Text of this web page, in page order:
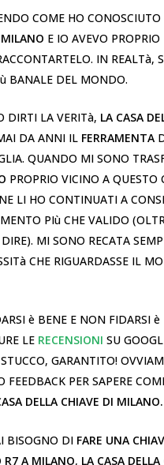
COME HO CONOSCIUTO
E IO AVEVO PROPRIO
IN REALTà,
BANALE DEL MONDO.
DIRTI LA VERITà, LA CASA
DA ANNI IL FERRAMENTA
QUANDO MI SONO
PROPRIO VICINO A QUESTO
LI HO CONTINUATI A
PIù CHE VALIDO
MI SONO RECATA
CHE RIGUARDASSE IL
è BENE E NON FIDARSI è
LE RECENSIONI SU
GARANTITO!
FEEDBACK PER SAPERE
DELLA CHIAVE DI MILANO.
BISOGNO DI FARE UNA
R7 A MILANO, LA CASA DELLA